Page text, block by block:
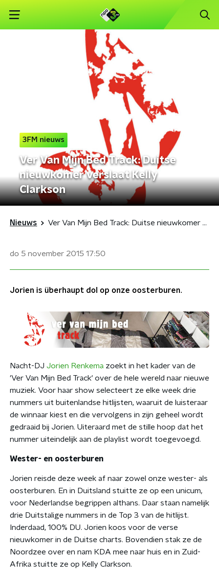
3FM nieuws
Ver Van Mijn Bed Track: Duitse
nieuwkomer verslaat Kelly
Clarkson
Nieuws Ver Van Mijn Bed Track: Duitse nieuwkomer verslaat Kelly Clarkson
do 5 november 2015 17:50
Jorien is überhaupt dol op onze oosterburen.
Nacht-DJ Jorien Renkema zoekt in het kader van de
'Ver Van Mijn Bed Track' over de hele wereld naar nieuwe
muziek. Voor haar show selecteert ze elke week drie
nummers uit buitenlandse hitlijsten, waaruit de luisteraar
de winnaar kiest en die vervolgens in zijn geheel wordt
gedraaid bij Jorien. Uiteraard met de stille hoop dat het
nummer uiteindelijk aan de playlist wordt toegevoegd.
Wester- en oosterburen
Jorien reisde deze week af naar zowel onze wester- als
oosterburen. En in Duitsland stuitte ze op een unicum,
voor Nederlandse begrippen althans. Daar staan namelijk
drie Duitstalige nummers in de Top 3 van de hitlijst.
Inderdaad, 100% DU. Jorien koos voor de verse
nieuwkomer in de Duitse charts. Bovendien stak ze de
Noordzee over en nam KDA mee naar huis en in Zuid-
Afrika stuitte ze op Kelly Clarkson.